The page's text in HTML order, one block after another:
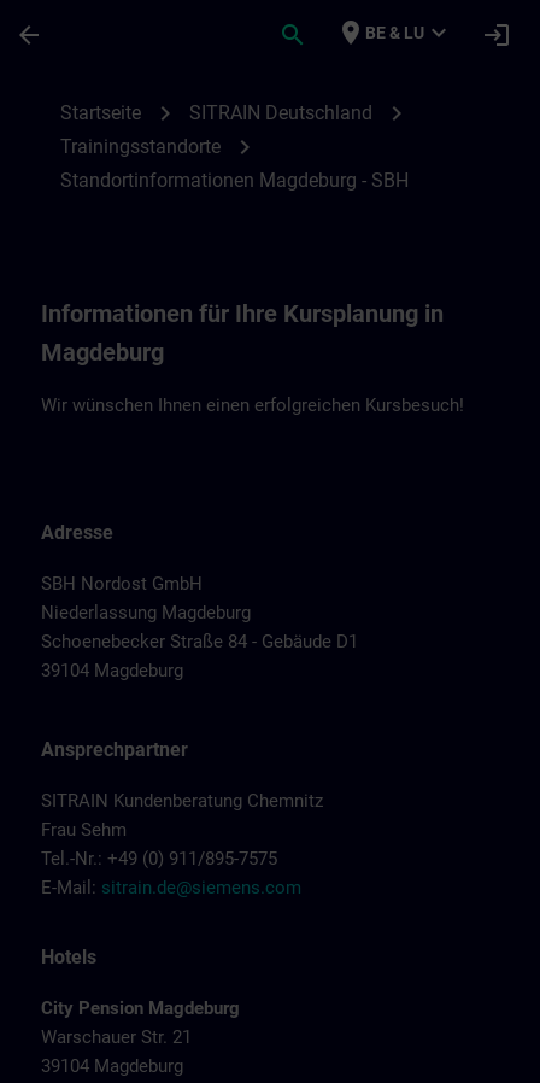
arrow_back search place BE & LU expand_more login
Startseite chevron_right SITRAIN Deutschland chevron_right
Trainingsstandorte chevron_right
Standortinformationen Magdeburg - SBH
Informationen für Ihre Kursplanung in
Magdeburg
Wir wünschen Ihnen einen erfolgreichen Kursbesuch!
Adresse
SBH Nordost GmbH
Niederlassung Magdeburg
Schoenebecker Straße 84 - Gebäude D1
39104 Magdeburg
Ansprechpartner
SITRAIN Kundenberatung Chemnitz
Frau Sehm
Tel.-Nr.: +49 (0) 911/895-7575
E-Mail: sitrain.de@siemens.com
Hotels
City Pension Magdeburg
Warschauer Str. 21
39104 Magdeburg